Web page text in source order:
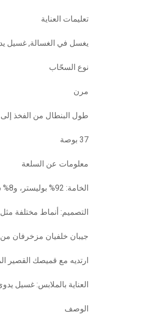
تعليمات العناية
يغسل في الغسالة, غسيل
نوع السحّاب
مرن
طول البنطال من الفخذ
37 بوصة
معلومات عن السلعة
الخامة: 92% بوليستر، و8% سبانديكس، إنه سروال رفيع قابل للتمدّد وناعم ومُريح للارتداء طوال العام.
التصميم: أنماط مختلفة
جيبان خلفيان مزخرفان من
ارتديه مع قميصك القصير
العناية بالملابس: غسيل
الوصف